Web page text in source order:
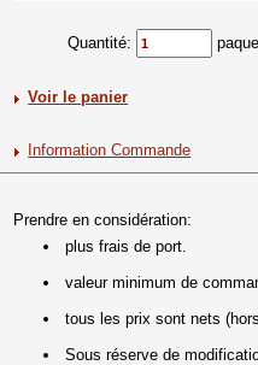
Quantité:
Voir le panier
Information Commande
Prendre en considération:
plus frais de port.
valeur minimum de
tous les prix sont nets
Sous réserve de